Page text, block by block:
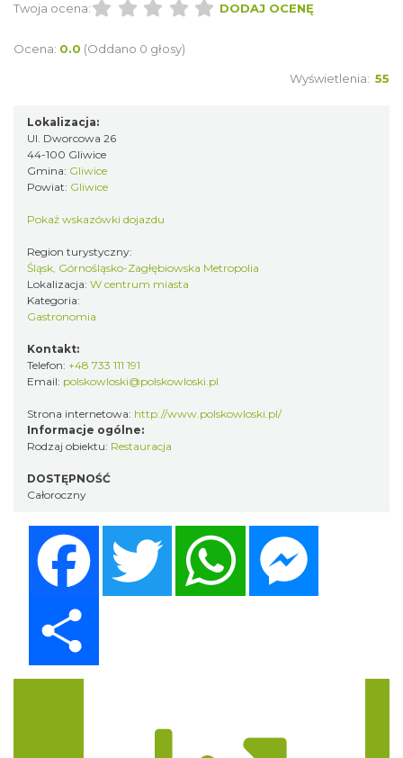
Twoja ocena:
DODAJ OCENĘ
Ocena: 0.0 (Oddano 0 głosy)
Wyświetlenia: 55
Lokalizacja:
Ul. Dworcowa 26
44-100 Gliwice
Gmina: Gliwice
Powiat: Gliwice
Pokaż wskazówki dojazdu
Region turystyczny:
Śląsk, Górnośląsko-Zagłębiowska Metropolia
Lokalizacja: W centrum miasta
Kategoria:
Gastronomia
Kontakt:
Telefon: +48 733 111 191
Email: polskowloski@polskowloski.pl
Strona internetowa: http://www.polskowloski.pl/
Informacje ogólne:
Rodzaj obiektu: Restauracja
DOSTĘPNOŚĆ
Całoroczny
Twitter WhatsApp